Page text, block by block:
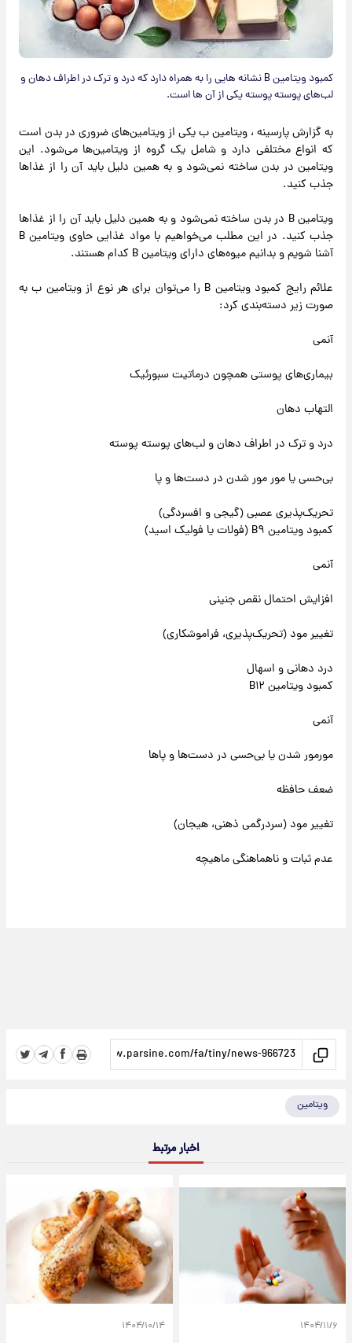
کمبود ویتامین B نشانه هایی را به همراه دارد که درد و ترک در اطراف دهان و
لب‌های پوسته پوسته یکی از آن ها است.
به گزارش پارسینه ، ویتامین ب یکی از ویتامین‌های ضروری در بدن است
که انواع مختلفی دارد و شامل یک گروه از ویتامین‌ها می‌شود. این
ویتامین در بدن ساخته نمی‌شود و به همین دلیل باید آن را از غذاها
جذب کنید.
ویتامین B در بدن ساخته نمی‌شود و به همین دلیل باید آن را از غذاها
جذب کنید. در این مطلب می‌خواهیم با مواد غذایی حاوی ویتامین B
آشنا شویم و بدانیم میوه‌های دارای ویتامین B کدام هستند.
علائم رایج کمبود ویتامین B را می‌توان برای هر نوع از ویتامین ب به
صورت زیر دسته‌بندی کرد:
آنمی
بیماری‌های پوستی همچون درماتیت سبورئیک
التهاب دهان
درد و ترک در اطراف دهان و لب‌های پوسته پوسته
بی‌حسی یا مور مور شدن در دست‌ها و پا
تحریک‌پذیری عصبی (گیجی و افسردگی)
کمبود ویتامین B۹ (فولات یا فولیک اسید)
آنمی
افزایش احتمال نقص جنینی
تغییر مود (تحریک‌پذیری، فراموشکاری)
درد دهانی و اسهال
کمبود ویتامین B۱۲
آنمی
مورمور شدن یا بی‌حسی در دست‌ها و پاها
ضعف حافظه
تغییر مود (سردرگمی ذهنی، هیجان)
عدم ثبات و ناهماهنگی ماهیچه
ویتامین
اخبار مرتبط
۱۴۰۴/۱۱/۶ ۱۴۰۴/۱۰/۱۴